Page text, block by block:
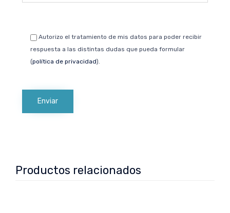
Autorizo el tratamiento de mis datos para poder recibir
respuesta a las distintas dudas que pueda formular
(política de privacidad).
Productos relacionados